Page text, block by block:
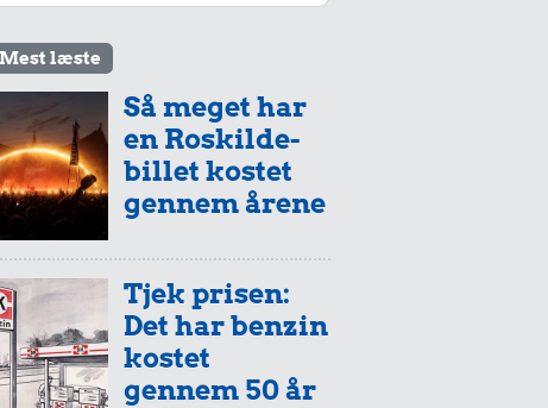
Mest læste
Så meget har
en Roskilde-
billet kostet
gennem årene
Tjek prisen:
Det har benzin
kostet
gennem 50 år